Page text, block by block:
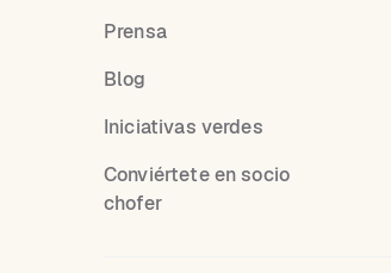
Prensa
Blog
Iniciativas verdes
Conviértete en socio
chofer